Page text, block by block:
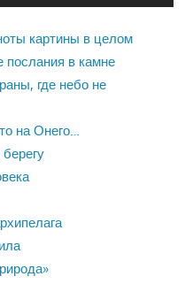
картины в целом
в камне
где небо не
на Онего…